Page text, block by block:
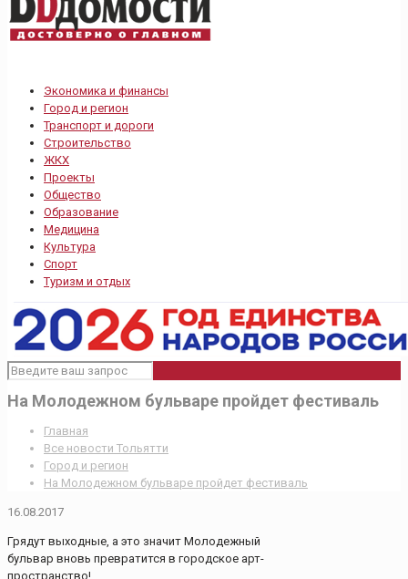
Экономика и финансы
Город и регион
Транспорт и дороги
Строительство
ЖКХ
Проекты
Общество
Образование
Медицина
Культура
Спорт
Туризм и отдых
На Молодежном бульваре пройдет фестиваль
Главная
Все новости Тольятти
Город и регион
На Молодежном бульваре пройдет фестиваль
16.08.2017
Грядут выходные, а это значит Молодежный
бульвар вновь превратится в городское арт-
пространство!